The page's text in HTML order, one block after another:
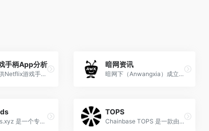
手柄App分析
FoxData提供Netflix游戏手柄在美区App Store的表现数据，包括ASO、下载量、留存率、DAU/MAU、崩溃率及收入等关键指标。
暗网资讯
暗网下（Anwangxia）成立于2023年初，由中文网络安全研究者团队创建，是专注于暗网领域的首家中文专业媒体，已成为全球最大中文暗网资讯来源，每月访问量超过50万，主要针对网络安全爱好者、研究者和普通用户。
ChainFeeds.xyz 是一个专注于 Web3 趋势发现的聚合平台，通过策展和汇总区块链、加密货币及去中心化技术相关内容，帮助用户实时追踪行业动态和发展热点。
TOPS
Chainbase TOPS 是一款由 AI 驱动的 Web3 实时注意力监测引擎，通过分析全链数据与社交信号，帮助用户捕捉加密市场的下一个热门趋势与叙事。